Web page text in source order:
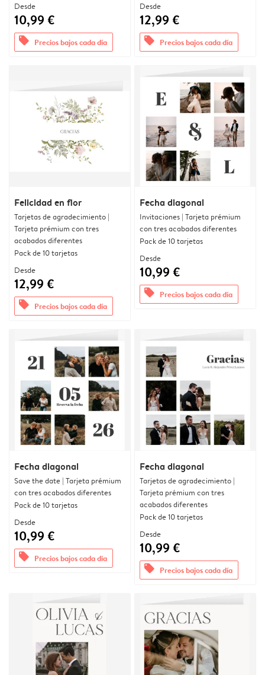
Desde
10,99 €
offers Precios bajos cada día
Desde
12,99 €
offers Precios bajos cada día
Felicidad en flor
Tarjetas de agradecimiento |
Tarjeta prémium con tres
acabados diferentes
Pack de 10 tarjetas
Desde
12,99 €
offers Precios bajos cada día
Fecha diagonal
Invitaciones | Tarjeta prémium
con tres acabados diferentes
Pack de 10 tarjetas
Desde
10,99 €
offers Precios bajos cada día
Fecha diagonal
Save the date | Tarjeta prémium
con tres acabados diferentes
Pack de 10 tarjetas
Desde
10,99 €
offers Precios bajos cada día
Fecha diagonal
Tarjetas de agradecimiento |
Tarjeta prémium con tres
acabados diferentes
Pack de 10 tarjetas
Desde
10,99 €
offers Precios bajos cada día